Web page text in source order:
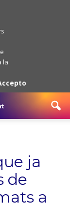
la
ja
de
a